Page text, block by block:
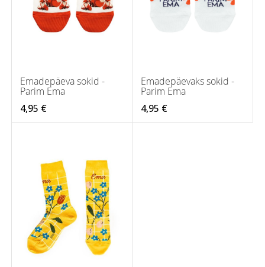
Emadepäeva sokid -
Parim Ema
4,95 €
Emadepäevaks sokid -
Parim Ema
4,95 €